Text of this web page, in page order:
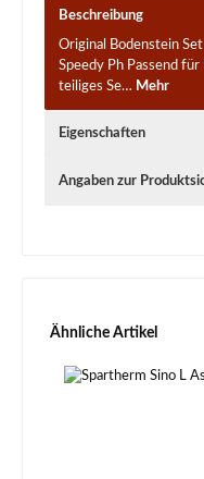
Beschreibung
Original Bodenstein
Speedy Ph Passend
teiliges Se… Mehr
Eigenschaften
Angaben zur
Produktgalerie
Ähnliche Artikel